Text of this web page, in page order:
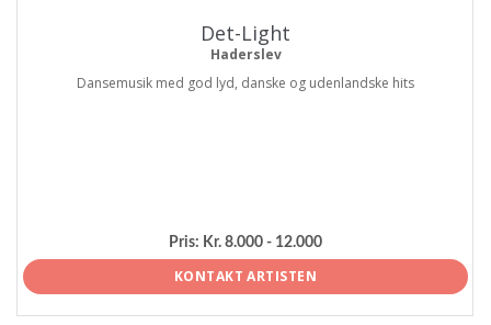
Det-Light
Haderslev
Dansemusik med god lyd, danske og udenlandske hits
Pris: Kr. 8.000 - 12.000
KONTAKT ARTISTEN